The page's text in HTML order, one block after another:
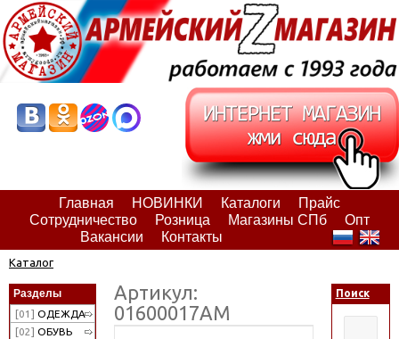
Главная НОВИНКИ Каталоги
Прайс
Сотрудничество
Розница Магазины СПб
Опт
Вакансии
Контакты
Каталог
Разделы
[01] ОДЕЖДА
[02] ОБУВЬ
Артикул:
01600017АМ
Поиск